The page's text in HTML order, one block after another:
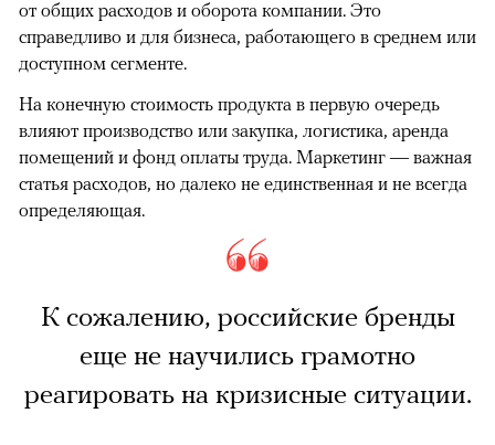
от общих расходов и оборота компании. Это
справедливо и для бизнеса, работающего в среднем или
доступном сегменте.
На конечную стоимость продукта в первую очередь
влияют производство или закупка, логистика, аренда
помещений и фонд оплаты труда. Маркетинг — важная
статья расходов, но далеко не единственная и не всегда
определяющая.
К сожалению, российские бренды
еще не научились грамотно
реагировать на кризисные ситуации.